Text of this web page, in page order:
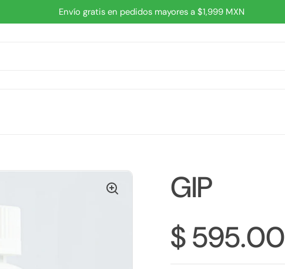
Envío gratis en pedidos mayores a $1,999 MXN
GIP
$ 595.00